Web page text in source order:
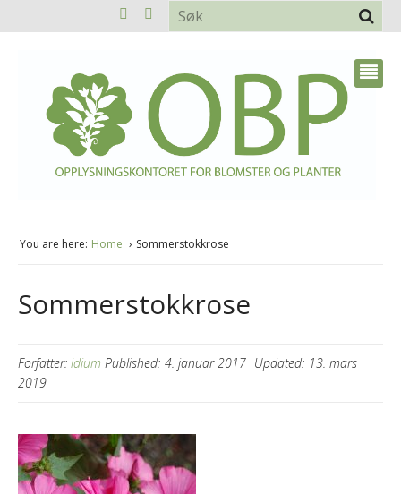
You are here: Home Sommerstokkrose
Sommerstokkrose
Forfatter: idium Published: 4. januar 2017 Updated: 13. mars
2019